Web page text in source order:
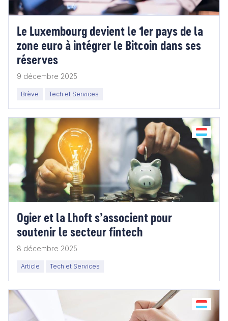
Le Luxembourg devient le 1er pays de la
zone euro à intégrer le Bitcoin dans ses
réserves
9 décembre 2025
Brève Tech et Services
Ogier et la Lhoft s’associent pour
soutenir le secteur fintech
8 décembre 2025
Article Tech et Services